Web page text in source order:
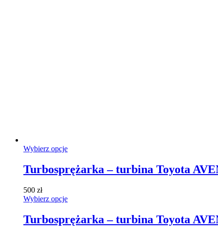
Wybierz opcjeTen
wiele
można
na
stronie
Turbosprężarka – turbina Toyota
500 zł
Wybierz opcjeTen
wiele
Turbosprężarka – turbina Toyota